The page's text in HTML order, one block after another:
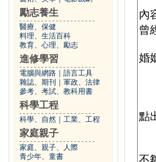
勵志養生
醫療、保健
料理、生活百科
教育、心理、勵志
進修學習
電腦與網路
語言工具
雜誌、期刊
軍政、法律
參考、考試、教科用書
科學工程
科學、自然 工業、工程
家庭親子
家庭、親子、人際
青少年、童書